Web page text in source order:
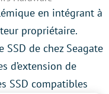
en intégrant à
propriétaire.
de chez Seagate
d’extension de
SSD compatibles